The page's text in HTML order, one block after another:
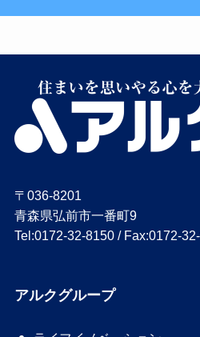
〒036-8201
青森県弘前市一番町9
Tel:0172-32-8150 / Fax:0172-
アルクグループ